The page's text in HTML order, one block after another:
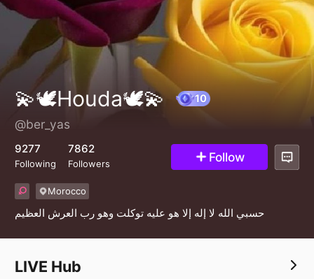
💫🕊Houda🕊💫
@ber_yas
9277
Following
7862
Followers Follow
Morocco
حسبي الله لا إله إلا هو عليه توكلت وهو رب العرش العظيم
LIVE Hub